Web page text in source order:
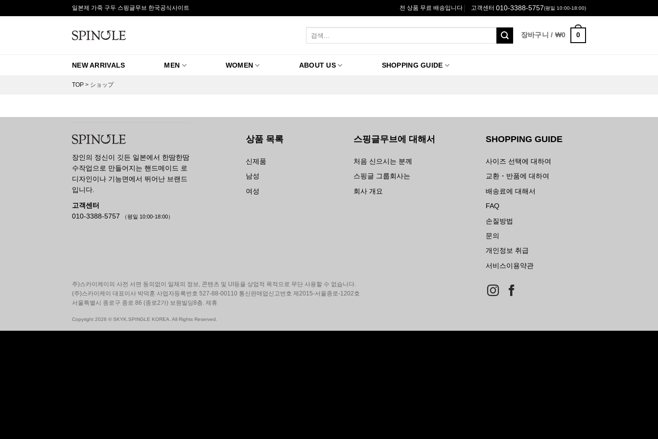
to
일본제 가죽 구두 스핑글무브 한국공식사이트 전 상품 무료 배송입니다 고객센터 010-3388-5757(평일 10:00-18:00)
색:
장바구니 / ₩0 0
NEW ARRIVALS MEN WOMEN ABOUT US SHOPPING GUIDE
TOP > ショップ
장인의 정신이 깃든 일본에서 한땀한땀
수작업으로 만들어지는 핸드메이드 로
디자인이나 기능면에서 뛰어난 브랜드
입니다.
고객센터
010-3388-5757
（평일 10:00-18:00）
상품 목록
신제품
남성
여성
스핑글무브에 대해서
처음 신으시는 분께
스핑글 그룹회사는
회사 개요
SHOPPING GUIDE
사이즈 선택에 대하여
교환・반품에 대하여
배송료에 대해서
FAQ
손질방법
문의
개인정보 취급
서비스이용약관
주)스카이케이의 사전 서면 동의없이 일체의 정보, 콘텐츠 및 UI등을 상업적 목적으로 무단 사용할 수 없습니다.
(주)스카이케이 대표이사 박덕훈 사업자등록번호 527-88-00110 통신판매업신고번호 제2015-서울종로-1202호
서울특별시 종로구 종로 86 (종로2가) 보원빌딩8층. 제휴
Copyright 2026 © SKYK.SPINGLE KOREA. All Rights Reserved.